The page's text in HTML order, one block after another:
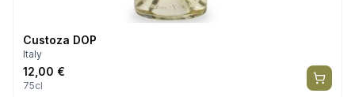
Custoza DOP
Italy
12,00 €
75cl